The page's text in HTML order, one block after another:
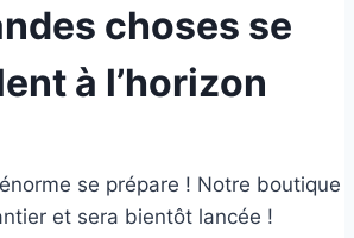
choses se
à l’horizon
se prépare ! Notre boutique
et sera bientôt lancée !